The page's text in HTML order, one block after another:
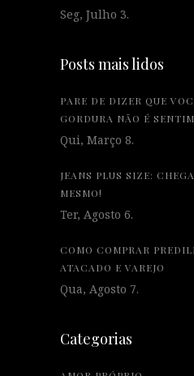
Seg, Julho 3.
Posts mais lidos
PARE DE DIZER QUE
GORDURA NÃO É
Qui, Março 8.
JEANS PLUS SIZE:
MESMO!
Ter, Agosto 6.
COMO COMPRAR
ATACADO E VAREJO
Qua, Agosto 7.
Categorias